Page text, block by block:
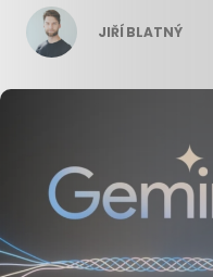
JIŘÍ BLATNÝ